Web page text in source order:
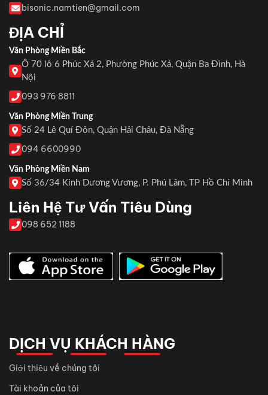
bisonic.namtien@gmail.com
ĐỊA CHỈ
Văn Phòng Miền Bắc
Ô 70 lô 6 Phúc Xá 2, Phường Phúc Xá, Quận Ba Đình, Hà
Nội
093 976 8811
Văn Phòng Miền Trung
Số 24 Lê Quí Đôn, Quận Hải Châu, Đà Nẵng
094 6600990
Văn Phòng Miền Nam
Số 36/34 Kinh Dương Vương, P. Phú Lâm, TP Hồ Chí Minh
Liên Hệ Tư Vấn Tiêu Dùng
098 652 1188
DỊCH VỤ KHÁCH HÀNG
Giới thiệu về chúng tôi
Tài khoản của tôi